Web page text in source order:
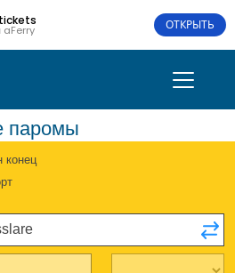
aFerry ОТКРЫТЬ
паромы
конец